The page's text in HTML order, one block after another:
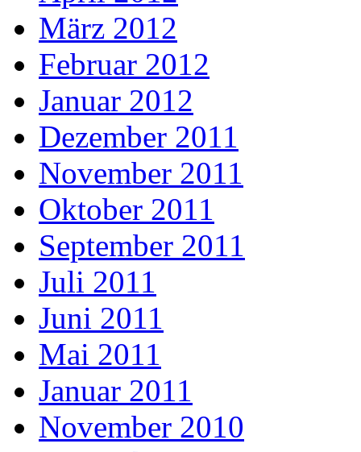
März 2012
Februar 2012
Januar 2012
Dezember 2011
November 2011
Oktober 2011
September 2011
Juli 2011
Juni 2011
Mai 2011
Januar 2011
November 2010